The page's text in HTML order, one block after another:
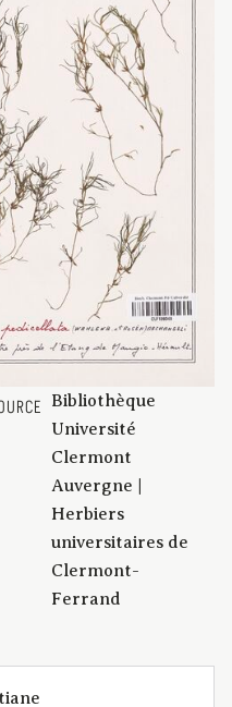
Bibliothèque
Université
Clermont
Auvergne |
Herbiers
universitaires de
Clermont-
Ferrand